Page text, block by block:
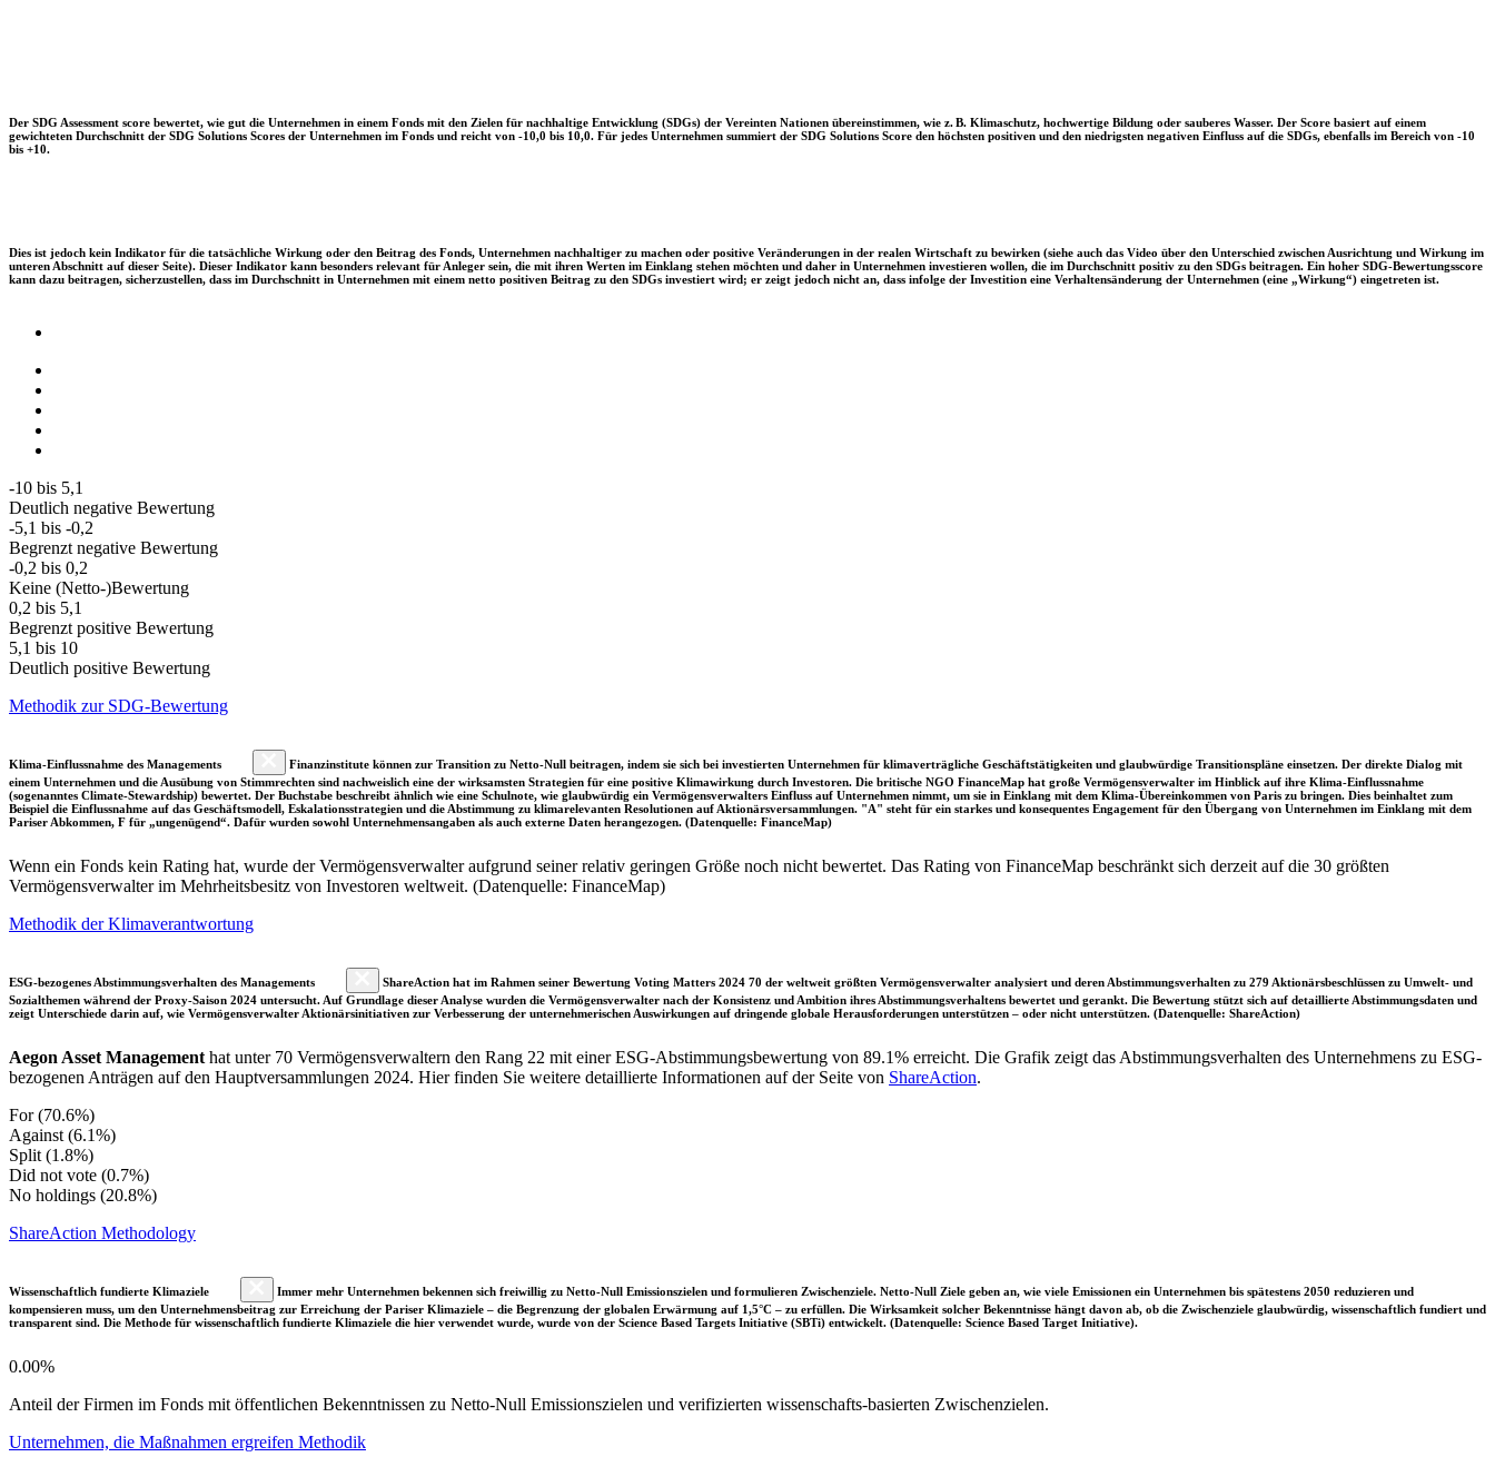
Der SDG Assessment score bewertet, wie gut die Unternehmen in einem Fonds mit den Zielen für nachhaltige Entwicklung (SDGs) der Vereinten Nationen übereinstimmen, wie z. B. Klimaschutz, hochwertige Bildung oder sauberes Wasser. Der Score basiert auf einem
gewichteten Durchschnitt der SDG Solutions Scores der Unternehmen im Fonds und reicht von -10,0 bis 10,0. Für jedes Unternehmen summiert der SDG Solutions Score den höchsten positiven und den niedrigsten negativen Einfluss auf die SDGs, ebenfalls im Bereich von -10
bis +10.
Dies ist jedoch kein Indikator für die tatsächliche Wirkung oder den Beitrag des Fonds, Unternehmen nachhaltiger zu machen oder positive Veränderungen in der realen Wirtschaft zu bewirken (siehe auch das Video über den Unterschied zwischen Ausrichtung und Wirkung im
unteren Abschnitt auf dieser Seite). Dieser Indikator kann besonders relevant für Anleger sein, die mit ihren Werten im Einklang stehen möchten und daher in Unternehmen investieren wollen, die im Durchschnitt positiv zu den SDGs beitragen. Ein hoher SDG-Bewertungsscore
kann dazu beitragen, sicherzustellen, dass im Durchschnitt in Unternehmen mit einem netto positiven Beitrag zu den SDGs investiert wird; er zeigt jedoch nicht an, dass infolge der Investition eine Verhaltensänderung der Unternehmen (eine „Wirkung“) eingetreten ist.
-10 bis 5,1
Deutlich negative Bewertung
-5,1 bis -0,2
Begrenzt negative Bewertung
-0,2 bis 0,2
Keine (Netto-)Bewertung
0,2 bis 5,1
Begrenzt positive Bewertung
5,1 bis 10
Deutlich positive Bewertung
Methodik zur SDG-Bewertung
Klima-Einflussnahme des Managements
Finanzinstitute können zur Transition zu Netto-Null beitragen, indem sie sich bei investierten Unternehmen für klimaverträgliche Geschäftstätigkeiten und glaubwürdige Transitionspläne einsetzen. Der direkte Dialog mit
einem Unternehmen und die Ausübung von Stimmrechten sind nachweislich eine der wirksamsten Strategien für eine positive Klimawirkung durch Investoren. Die britische NGO FinanceMap hat große Vermögensverwalter im Hinblick auf ihre Klima-Einflussnahme
(sogenanntes Climate-Stewardship) bewertet. Der Buchstabe beschreibt ähnlich wie eine Schulnote, wie glaubwürdig ein Vermögensverwalters Einfluss auf Unternehmen nimmt, um sie in Einklang mit dem Klima-Übereinkommen von Paris zu bringen. Dies beinhaltet zum
Beispiel die Einflussnahme auf das Geschäftsmodell, Eskalationsstrategien und die Abstimmung zu klimarelevanten Resolutionen auf Aktionärsversammlungen. "A" steht für ein starkes und konsequentes Engagement für den Übergang von Unternehmen im Einklang mit dem
Pariser Abkommen, F für „ungenügend“. Dafür wurden sowohl Unternehmensangaben als auch externe Daten herangezogen. (Datenquelle: FinanceMap)
Wenn ein Fonds kein Rating hat, wurde der Vermögensverwalter aufgrund seiner relativ geringen Größe noch nicht bewertet. Das Rating von FinanceMap beschränkt sich derzeit auf die 30 größten
Vermögensverwalter im Mehrheitsbesitz von Investoren weltweit. (Datenquelle: FinanceMap)
Methodik der Klimaverantwortung
ESG-bezogenes Abstimmungsverhalten des Managements
ShareAction hat im Rahmen seiner Bewertung Voting Matters 2024 70 der weltweit größten Vermögensverwalter analysiert und deren Abstimmungsverhalten zu 279 Aktionärsbeschlüssen zu Umwelt- und
Sozialthemen während der Proxy-Saison 2024 untersucht. Auf Grundlage dieser Analyse wurden die Vermögensverwalter nach der Konsistenz und Ambition ihres Abstimmungsverhaltens bewertet und gerankt. Die Bewertung stützt sich auf detaillierte Abstimmungsdaten und
zeigt Unterschiede darin auf, wie Vermögensverwalter Aktionärsinitiativen zur Verbesserung der unternehmerischen Auswirkungen auf dringende globale Herausforderungen unterstützen – oder nicht unterstützen. (Datenquelle: ShareAction)
Aegon Asset Management hat unter 70 Vermögensverwaltern den Rang 22 mit einer ESG-Abstimmungsbewertung von 89.1% erreicht. Die Grafik zeigt das Abstimmungsverhalten des Unternehmens zu ESG-
bezogenen Anträgen auf den Hauptversammlungen 2024. Hier finden Sie weitere detaillierte Informationen auf der Seite von ShareAction.
For (70.6%)
Against (6.1%)
Split (1.8%)
Did not vote (0.7%)
No holdings (20.8%)
ShareAction Methodology
Wissenschaftlich fundierte Klimaziele
Immer mehr Unternehmen bekennen sich freiwillig zu Netto-Null Emissionszielen und formulieren Zwischenziele. Netto-Null Ziele geben an, wie viele Emissionen ein Unternehmen bis spätestens 2050 reduzieren und
kompensieren muss, um den Unternehmensbeitrag zur Erreichung der Pariser Klimaziele – die Begrenzung der globalen Erwärmung auf 1,5°C – zu erfüllen. Die Wirksamkeit solcher Bekenntnisse hängt davon ab, ob die Zwischenziele glaubwürdig, wissenschaftlich fundiert und
transparent sind. Die Methode für wissenschaftlich fundierte Klimaziele die hier verwendet wurde, wurde von der Science Based Targets Initiative (SBTi) entwickelt. (Datenquelle: Science Based Target Initiative).
0.00%
Anteil der Firmen im Fonds mit öffentlichen Bekenntnissen zu Netto-Null Emissionszielen und verifizierten wissenschafts-basierten Zwischenzielen.
Unternehmen, die Maßnahmen ergreifen Methodik